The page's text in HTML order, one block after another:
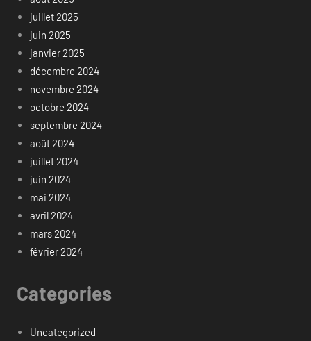
juillet 2025
juin 2025
janvier 2025
décembre 2024
novembre 2024
octobre 2024
septembre 2024
août 2024
juillet 2024
juin 2024
mai 2024
avril 2024
mars 2024
février 2024
Categories
Uncategorized